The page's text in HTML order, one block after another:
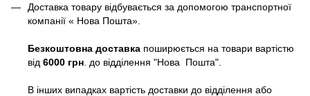
Доставка товару відбувається за допомогою транспортної
компанії « Нова Пошта».
Безкоштовна доставка поширюється на товари вартістю
від 6000 грн . до відділення "Нова Пошта".
В інших випадках вартість доставки до відділення або